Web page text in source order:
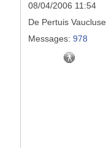
08/04/2006 11:54
De Pertuis Vaucluse
Messages: 978